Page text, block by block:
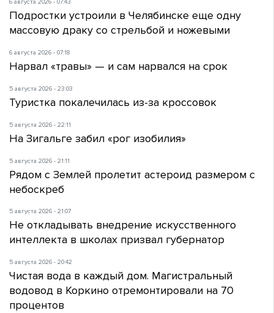
6 августа 2026 - 07:43
Подростки устроили в Челябинске еще одну
массовую драку со стрельбой и ножевыми
6 августа 2026 - 07:18
Нарвал «травы» — и сам нарвался на срок
5 августа 2026 - 23:03
Туристка покалечилась из-за кроссовок
5 августа 2026 - 22:11
На Зигальге забил «рог изобилия»
5 августа 2026 - 21:11
Рядом с Землей пролетит астероид размером с
небоскреб
5 августа 2026 - 21:07
Не откладывать внедрение искусственного
интеллекта в школах призвал губернатор
5 августа 2026 - 20:42
Чистая вода в каждый дом. Магистральный
водовод в Коркино отремонтировали на 70
процентов